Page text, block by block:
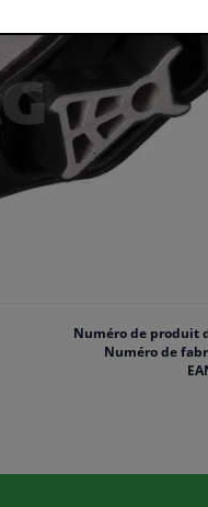
Numéro de produit
Numéro de